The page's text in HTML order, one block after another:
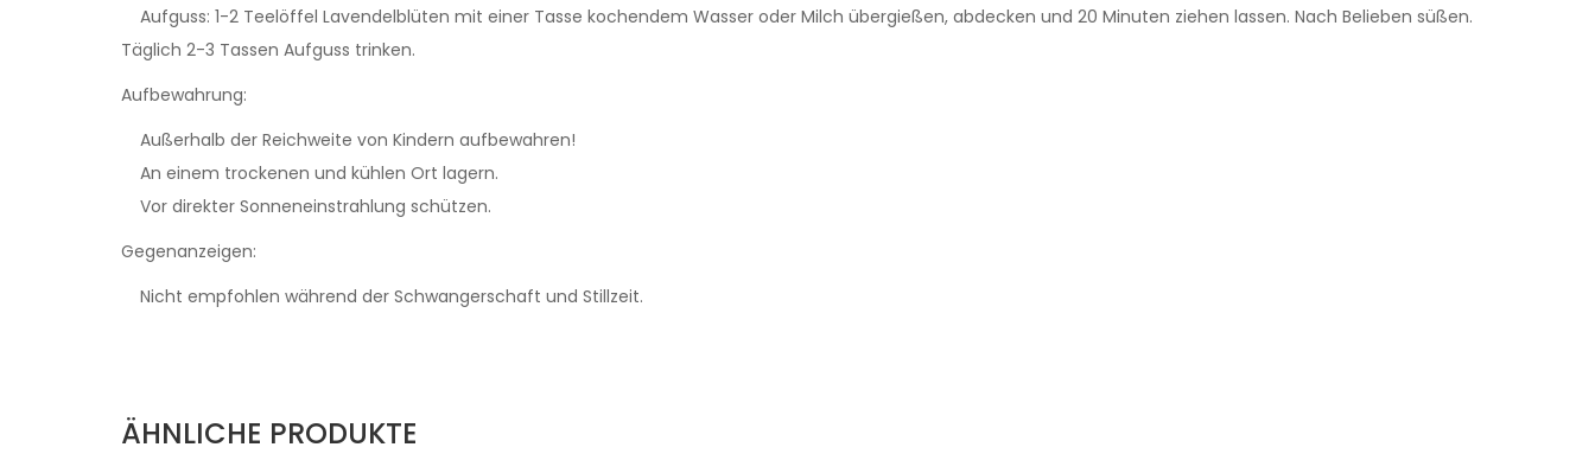
Aufguss: 1-2 Teelöffel Lavendelblüten mit einer Tasse kochendem Wasser oder Milch übergießen, abdecken und 20 Minuten ziehen lassen. Nach Belieben süßen.
Täglich 2-3 Tassen Aufguss trinken.
Aufbewahrung:
Außerhalb der Reichweite von Kindern aufbewahren!
An einem trockenen und kühlen Ort lagern.
Vor direkter Sonneneinstrahlung schützen.
Gegenanzeigen:
Nicht empfohlen während der Schwangerschaft und Stillzeit.
ÄHNLICHE PRODUKTE